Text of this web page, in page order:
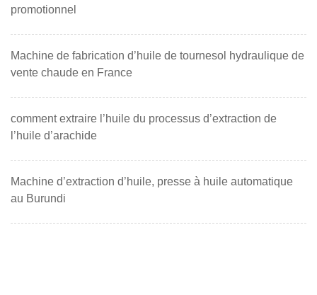
promotionnel
Machine de fabrication d’huile de tournesol hydraulique de
vente chaude en France
comment extraire l’huile du processus d’extraction de
l’huile d’arachide
Machine d’extraction d’huile, presse à huile automatique
au Burundi